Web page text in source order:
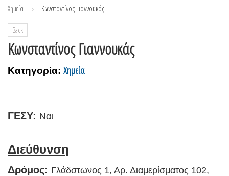
Χημεία Κωνσταντίνος Γιαννουκάς
Back
Κωνσταντίνος Γιαννουκάς
Κατηγορία: Χημεία
ΓΕΣΥ: Ναι
Διεύθυνση
Δρόμος: Γλάδστωνος 1, Αρ. Διαμερίσματος 102,